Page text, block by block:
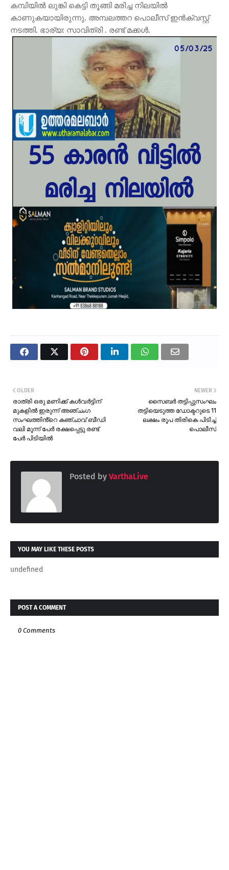
കമ്പിയിൽ ലുങ്കി കെട്ടി തൂങ്ങി മരിച്ച നിലയിൽ
കാണുകയായിരുന്നു. അമ്പലത്തറ പൊലീസ് ഇൻക്വസ്റ്റ്
നടത്തി. ഭാര്യ: സാവിത്രി . രണ്ട് മക്കൾ.
NEWER
സൈബർ തട്ടിപ്പുസംഘം
തട്ടിയെടുത്ത ഡോക്ടറുടെ 11
ലക്ഷം രൂപ തിരികെ പിടിച്ച്
പൊലീസ്
OLDER
രാത്രി ഒരു മണിക്ക് കൾവർട്ടിന്
മുകളിൽ ഇരുന്ന് അഞ്ചംഗ
സംഘത്തിൻ്റെ കഞ്ചാവ് ബീഡി
വലി മൂന്ന് പേർ രക്ഷപ്പെട്ടു രണ്ട്
പേർ പിടിയിൽ
Posted by VarthaLive
YOU MAY LIKE THESE POSTS
undefined
POST A COMMENT
0 Comments